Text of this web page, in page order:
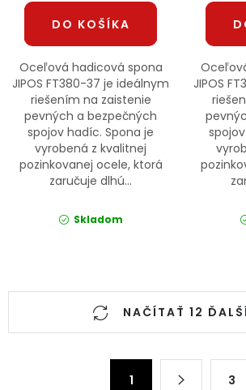
DO KOŠÍKA
Oceľová hadicová spona
JIPOS FT380-37 je ideálnym
riešením na zaistenie
pevných a bezpečných
spojov hadíc. Spona je
vyrobená z kvalitnej
pozinkovanej ocele, ktorá
zaručuje dlhú...
Skladom
JIPOS
Ovládacie prvky výpisu
NAČÍTAŤ 12
1 3